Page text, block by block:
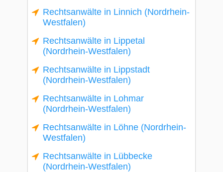
Rechtsanwälte in Linnich (Nordrhein-
Westfalen)
Rechtsanwälte in Lippetal
(Nordrhein-Westfalen)
Rechtsanwälte in Lippstadt
(Nordrhein-Westfalen)
Rechtsanwälte in Lohmar
(Nordrhein-Westfalen)
Rechtsanwälte in Löhne (Nordrhein-
Westfalen)
Rechtsanwälte in Lübbecke
(Nordrhein-Westfalen)